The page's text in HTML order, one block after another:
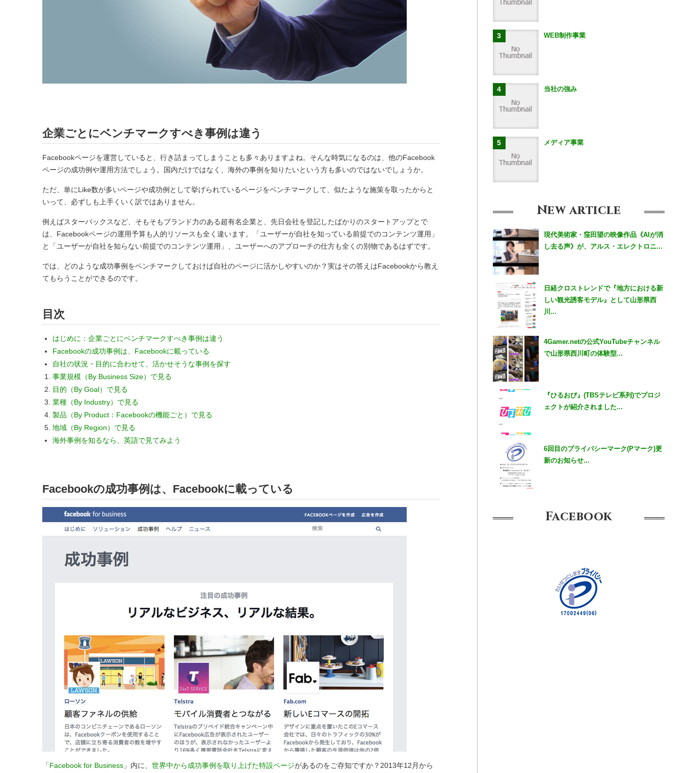
企業ごとにベンチマークすべき事例は違う
Facebookページを運営していると、行き詰まってしまうことも多々ありますよね。そんな時気になるのは、他のFacebook
ページの成功例や運用方法でしょう。国内だけではなく、海外の事例を知りたいという方も多いのではないでしょうか。
ただ、単にLike数が多いページや成功例として挙げられているページをベンチマークして、似たような施策を取ったからと
いって、必ずしも上手くいく訳ではありません。
例えばスターバックスなど、そもそもブランド力のある超有名企業と、先日会社を登記したばかりのスタートアップとで
は、Facebookページの運用予算も人的リソースも全く違います。「ユーザーが自社を知っている前提でのコンテンツ運用」
と「ユーザーが自社を知らない前提でのコンテンツ運用」、ユーザーへのアプローチの仕方も全くの別物であるはずです。
では、どのような成功事例をベンチマークしておけば自社のページに活かしやすいのか？実はその答えはFacebookから教え
てもらうことができるのです。
目次
はじめに：企業ごとにベンチマークすべき事例は違う
Facebookの成功事例は、Facebookに載っている
自社の状況・目的に合わせて、活かせそうな事例を探す
事業規模（By Business Size）で見る
目的（By Goal）で見る
業種（By Industry）で見る
製品（By Product：Facebookの機能ごと）で見る
地域（By Region）で見る
海外事例を知るなら、英語で見てみよう
Facebookの成功事例は、Facebookに載っている
「Facebook for Business 」内に、世界中から成功事例を取り上げた特設ページがあるのをご存知ですか？2013年12月から
WEB制作事業
当社の強み
メディア事業
Newarticle
現代美術家・窪田望の映像作品《AIが消
し去る声》が、アルス・エレクトロニ...
日経クロストレンドで『地方における新
しい観光誘客モデル』として山形県西
川...
4Gamer.netの公式YouTubeチャンネル
で山形県西川町の体験型...
『ひるおび』(TBSテレビ系列)でプロジ
ェクトが紹介されました...
6回目のプライバシーマーク(Pマーク)更
新のお知らせ...
Facebook